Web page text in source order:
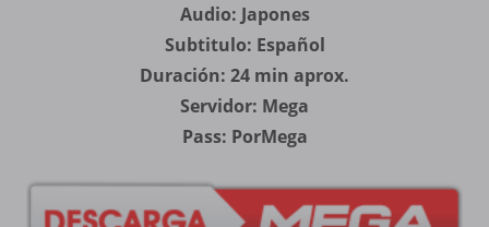
Audio: Japones
Subtitulo: Español
Duración: 24 min aprox.
Servidor: Mega
Pass: PorMega